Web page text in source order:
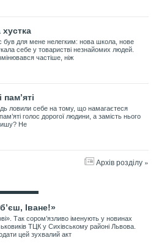
був для мене нелегким: нова школа, нове
себе у товаристві незнайомих людей.
частіше, ніж
ловили себе на тому, що намагаєтеся
голос дорогої людини, а замість нього
Не
Архів розділу »
Іване!»
Так сором’язливо іменують у новинах
ТЦК у Сихівському районі Львова.
цей зухвалий акт